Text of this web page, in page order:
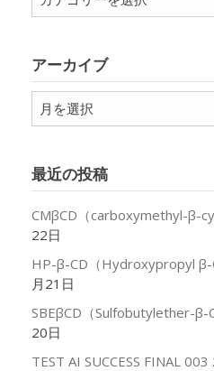
テ
ー
アーカイブ
ア
ー
ブ
最近の投稿
CMβCD（carboxymethyl-β-
22日
HP-β-CD（Hydroxypropyl β-
月21日
SBEβCD（Sulfobutylether-β-
20日
TEST AI SUCCESS FINAL 003